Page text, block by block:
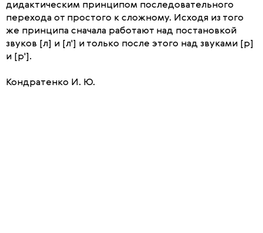
дидактическим принципом последовательного
перехода от простого к сложному. Исходя из того
же принципа сначала работают над постановкой
звуков [л] и [л'] и только после этого над звуками [р]
и [р'].
Кондратенко И. Ю.